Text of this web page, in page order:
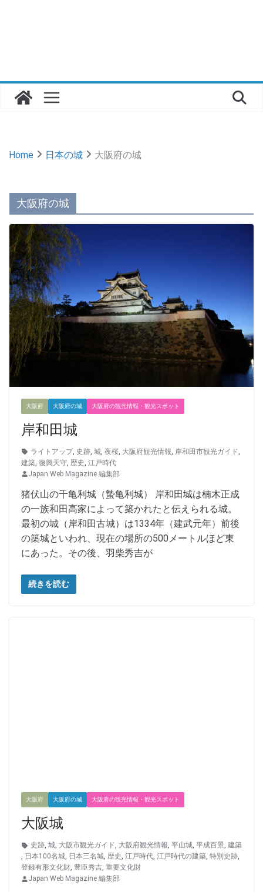
Home 日本の城 大阪府の城
大阪府の城
大阪府 大阪府の城 大阪府の観光情報・観光スポット
岸和田城
ライトアップ, 史跡, 城, 夜桜, 大阪府観光情報, 岸和田市観光ガイド,
建築, 復興天守, 歴史, 江戸時代
Japan Web Magazine 編集部
猪伏山の千亀利城（蟄亀利城） 岸和田城は楠木正成
の一族和田高家によって築かれたと伝えられる城。
最初の城（岸和田古城）は1334年（建武元年）前後
の築城といわれ、現在の場所の500メートルほど東
にあった。その後、羽柴秀吉が
続きを読む
大阪府 大阪府の城 大阪府の観光情報・観光スポット
大阪城
史跡, 城, 大阪市観光ガイド, 大阪府観光情報, 平山城, 平成百景, 建築
, 日本100名城, 日本三名城, 歴史, 江戸時代, 江戸時代の建築, 特別史跡,
登録有形文化財, 豊臣秀吉, 重要文化財
Japan Web Magazine 編集部